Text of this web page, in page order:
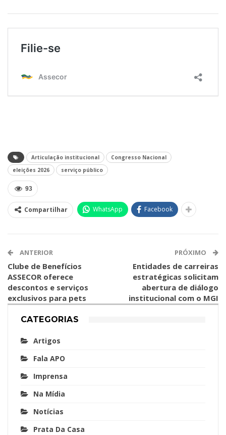
Articulação institucional
Congresso Nacional
eleições 2026
serviço público
93
Compartilhar WhatsApp Facebook
ANTERIOR
Clube de Benefícios
ASSECOR oferece
descontos e serviços
exclusivos para pets
PRÓXIMO
Entidades de carreiras
estratégicas solicitam
abertura de diálogo
institucional com o MGI
CATEGORIAS
Artigos
Fala APO
Imprensa
Na Mídia
Notícias
Prata Da Casa